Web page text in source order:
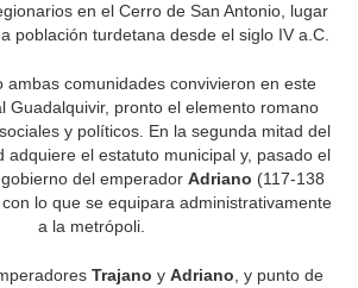
en el Cerro de San Antonio, lugar
población turdetana desde el siglo IV a.C.
ambas comunidades convivieron en este
Guadalquivir, pronto el elemento romano
y políticos. En la segunda mitad del
adquiere el estatuto municipal y, pasado el
del emperador Adriano (117-138
lo que se equipara administrativamente
a la metrópoli.
Trajano y Adriano , y punto de